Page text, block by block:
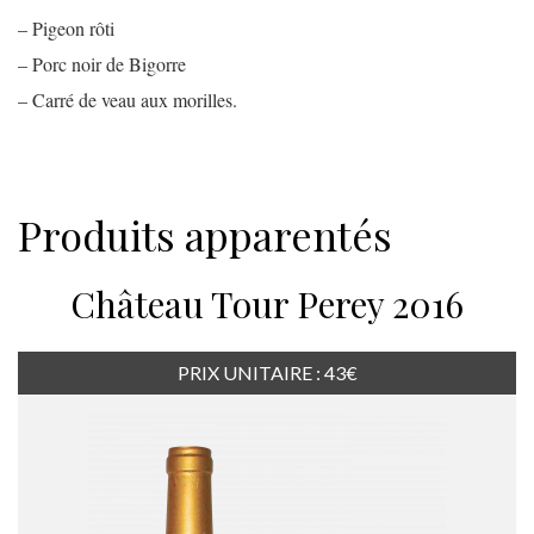
– Pigeon rôti
– Porc noir de Bigorre
– Carré de veau aux morilles.
Produits apparentés
Château Tour Perey 2016
PRIX UNITAIRE : 43€